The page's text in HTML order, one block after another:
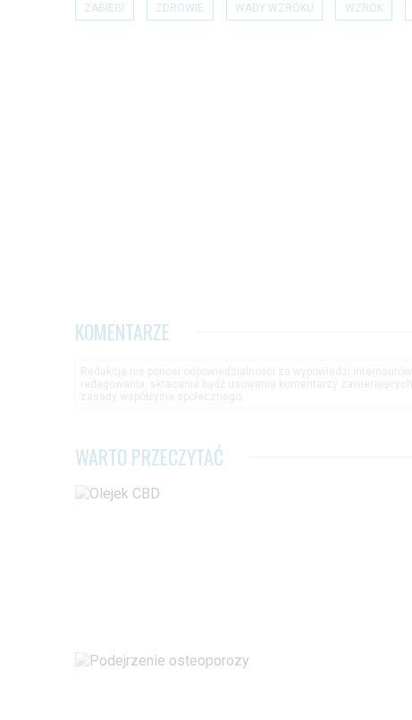
ZABIEGI ZDROWIE WADY WZROKU WZROK
KOMENTARZE
WARTO PRZECZYTAĆ